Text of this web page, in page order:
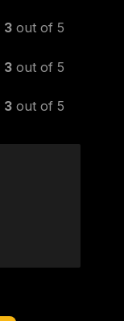
3 out of 5
3 out of 5
3 out of 5